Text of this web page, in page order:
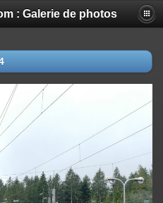
: Galerie de photos